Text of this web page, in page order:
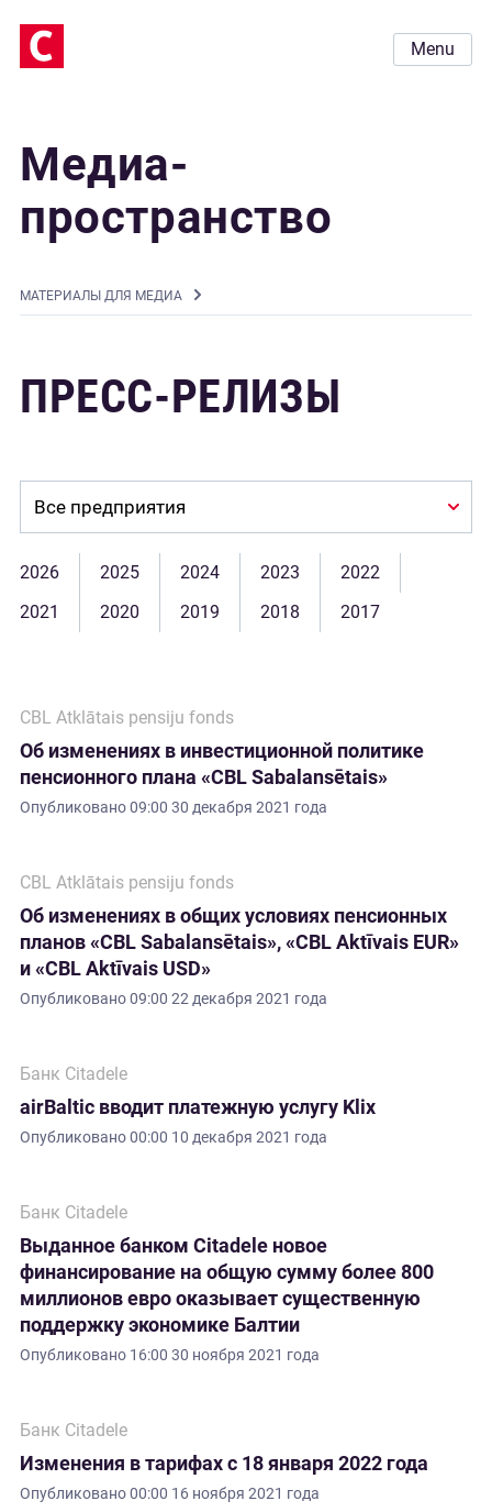
Menu
Медиа-
пространство
MАТЕРИАЛЫ ДЛЯ МЕДИА
ПРЕСС-РЕЛИЗЫ
2026 2025 2024 2023
2022
2021
2020 2019 2018 2017
CBL Atklātais pensiju fonds
Об изменениях в инвестиционной политике
пенсионного плана «CBL Sabalansētais»
Опубликовано09:00 30 декабря 2021 года
CBL Atklātais pensiju fonds
Об изменениях в общих условиях пенсионных
планов «CBL Sabalansētais», «CBL Aktīvais EUR»
и «CBL Aktīvais USD»
Опубликовано09:00 22 декабря 2021 года
Банк Citadele
airBaltic вводит платежную услугу Klix
Опубликовано00:00 10 декабря 2021 года
Банк Citadele
Выданное банком Citadele новое
финансирование на общую сумму более 800
миллионов евро оказывает существенную
поддержку экономике Балтии
Опубликовано 16:00 30 ноября 2021 года
Банк Citadele
Изменения в тарифах с 18 января 2022 года
Опубликовано00:00 16 ноября 2021 года